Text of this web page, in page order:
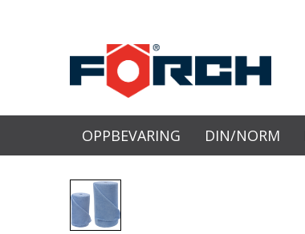
OPPBEVARING DIN/NORM